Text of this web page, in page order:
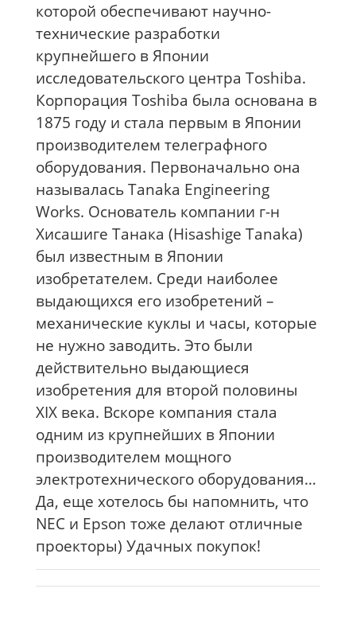
которой обеспечивают научно-
технические разработки
крупнейшего в Японии
исследовательского центра Toshiba.
Корпорация Toshiba была основана в
1875 году и стала первым в Японии
производителем телеграфного
оборудования. Первоначально она
называлась Tanaka Engineering
Works. Основатель компании г-н
Хисашиге Танака (Hisashige Tanaka)
был известным в Японии
изобретателем. Среди наиболее
выдающихся его изобретений –
механические куклы и часы, которые
не нужно заводить. Это были
действительно выдающиеся
изобретения для второй половины
ХIX века. Вскоре компания стала
одним из крупнейших в Японии
производителем мощного
электротехнического оборудования…
Да, еще хотелось бы напомнить, что
NEC и Epson тоже делают отличные
проекторы) Удачных покупок!